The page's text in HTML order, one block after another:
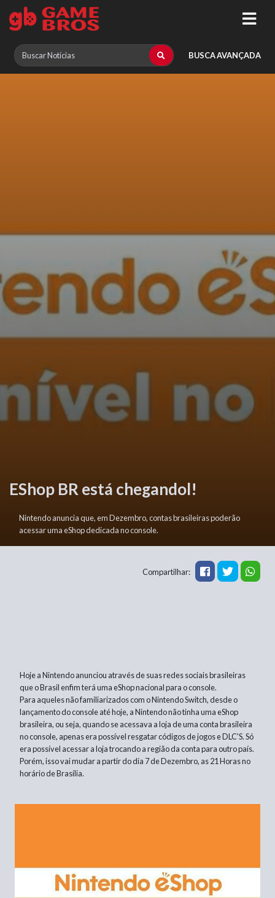
BUSCA AVANÇADA
EShop BR está chegandol!
Nintendo anuncia que, em Dezembro, contas brasileiras poderão
acessar uma eShop dedicada no console.
Compartilhar:
Hoje a Nintendo anunciou através de suas redes sociais brasileiras
que o Brasil enfim terá uma eShop nacional para o console.
Para aqueles não familiarizados com o Nintendo Switch, desde o
lançamento do console até hoje, a Nintendo não tinha uma eShop
brasileira, ou seja, quando se acessava a loja de uma conta brasileira
no console, apenas era possível resgatar códigos de jogos e DLC'S. Só
era possível acessar a loja trocando a região da conta para outro país.
Porém, isso vai mudar a partir do dia 7 de Dezembro, as 21 Horas no
horário de Brasília.